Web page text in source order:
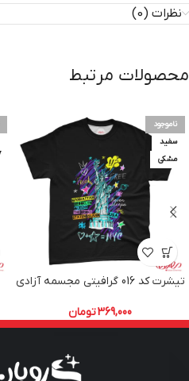
نظرات (0)
محصولات مرتبط
ناموجود
سفید
مشکی
تیشرت کد 016 گرافیتی مجسمه آزادی
369,000تومان